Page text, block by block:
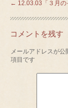
← 12.03.03「３月の
コメントを残す
メールアドレスが公
項目です